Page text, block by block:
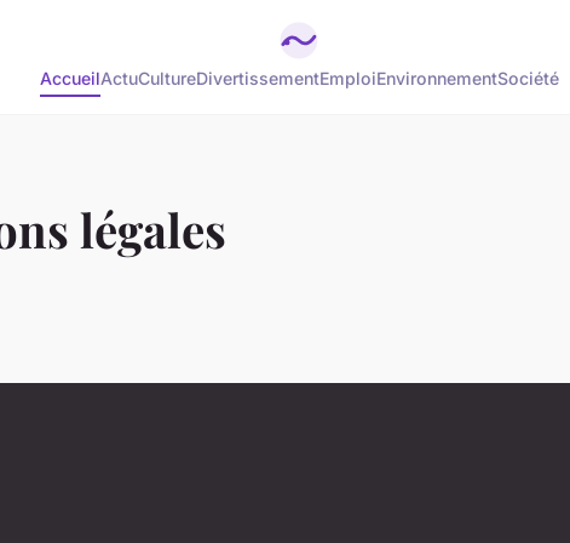
AccueilActuCultureDivertissementEmploiEnvironnementSociété
légales